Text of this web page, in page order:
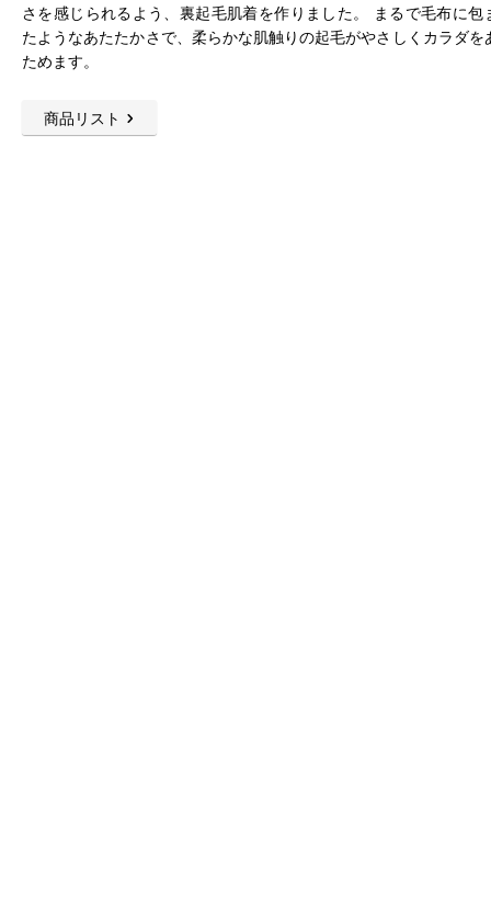
さを感じられるよう、裏起毛肌着を作りました。 まるで毛布に包
たようなあたたかさで、柔らかな肌触りの起毛がやさしくカラダを
ためます。
商品リスト